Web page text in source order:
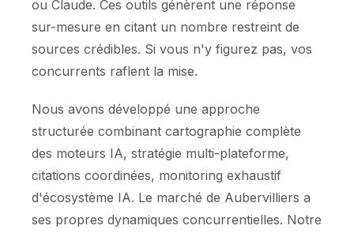
ou Claude. Ces outils génèrent une réponse
sur-mesure en citant un nombre restreint de
sources crédibles. Si vous n'y figurez pas, vos
concurrents raflent la mise.
Nous avons développé une approche
structurée combinant cartographie complète
des moteurs IA, stratégie multi-plateforme,
citations coordinées, monitoring exhaustif
d'écosystème IA. Le marché de Aubervilliers a
ses propres dynamiques concurrentielles. Notre